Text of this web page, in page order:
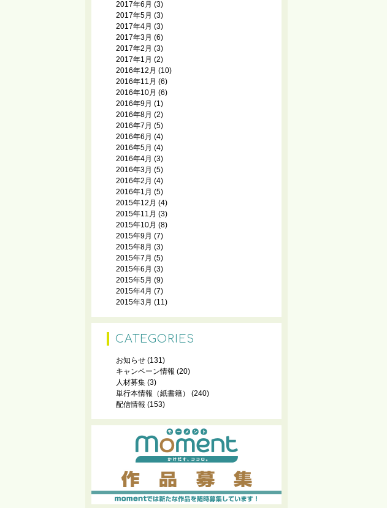
2017年6月 (3)
2017年5月 (3)
2017年4月 (3)
2017年3月 (6)
2017年2月 (3)
2017年1月 (2)
2016年12月 (10)
2016年11月 (6)
2016年10月 (6)
2016年9月 (1)
2016年8月 (2)
2016年7月 (5)
2016年6月 (4)
2016年5月 (4)
2016年4月 (3)
2016年3月 (5)
2016年2月 (4)
2016年1月 (5)
2015年12月 (4)
2015年11月 (3)
2015年10月 (8)
2015年9月 (7)
2015年8月 (3)
2015年7月 (5)
2015年6月 (3)
2015年5月 (9)
2015年4月 (7)
2015年3月 (11)
CATEGORIES
お知らせ (131)
キャンペーン情報 (20)
人材募集 (3)
単行本情報（紙書籍）
(240)
配信情報 (153)